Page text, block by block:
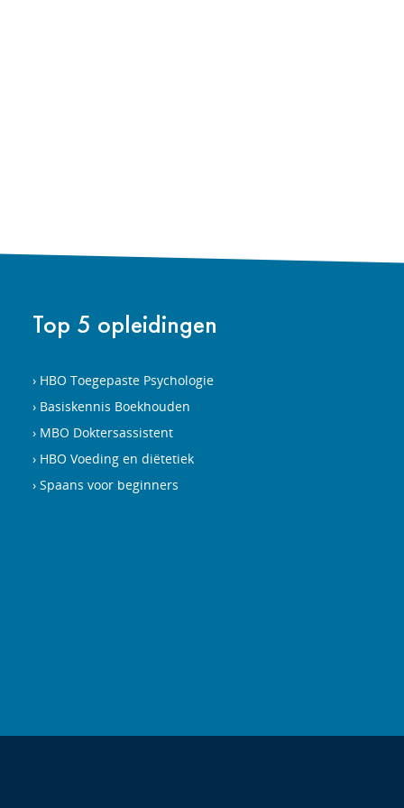
Top 5 opleidingen
HBO Toegepaste Psychologie
Basiskennis Boekhouden
MBO Doktersassistent
HBO Voeding en diëtetiek
Spaans voor beginners